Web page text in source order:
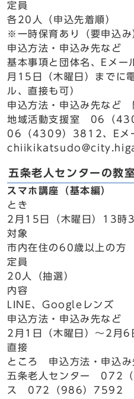
定員
各20人（申込先着順）
※一時保育あり（要申込み
申込方法・申込み先など
基本事項と団体名、Eメー
月15日（木曜日）までに
ル、直接も可）
申込方法・申込み先など
地域活動支援室 06（
06（4309）3812、Eメ
五条老人センターの教室
スマホ講座（基本編）
とき
2月15日（木曜日）13時
対象
市内在住の60歳以上の方
定員
20人（抽選）
内容
LINE、Googleレンズ
申込方法・申込み先など
2月1日（木曜日）～2月6
直接
ところ 申込方法・申込
五条老人センター 072
ス 072（986）7592